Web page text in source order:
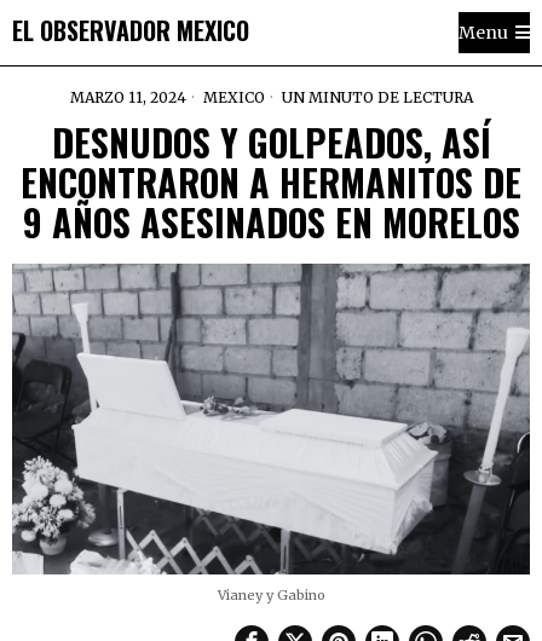
EL OBSERVADOR MEXICO Menu
MARZO 11, 2024 MEXICO UN MINUTO DE LECTURA
DESNUDOS Y GOLPEADOS, ASÍ
ENCONTRARON A HERMANITOS DE
9 AÑOS ASESINADOS EN MORELOS
Vianey y Gabino